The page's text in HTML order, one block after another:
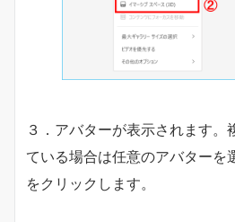
３．アバターが表示されます。
ている場合は任意のアバターを
をクリックします。